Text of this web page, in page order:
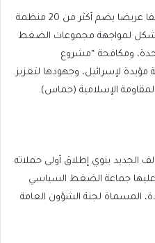
فقد أفادت صحيفة “هآرتس” أن تحالفا عريضا يضم أكثر من 20 منظمة
يتشكل لمواجهة مجموعات الضغط
ومكافحة “مشروع
مؤيدة لإسرائيل، وجهودها لتعزيز
الإسلامية (حماس).
الجديد ينوي إطلاق أولى حملاته
جماعة الضغط السياسي
المسماة لجنة الشؤون العامة